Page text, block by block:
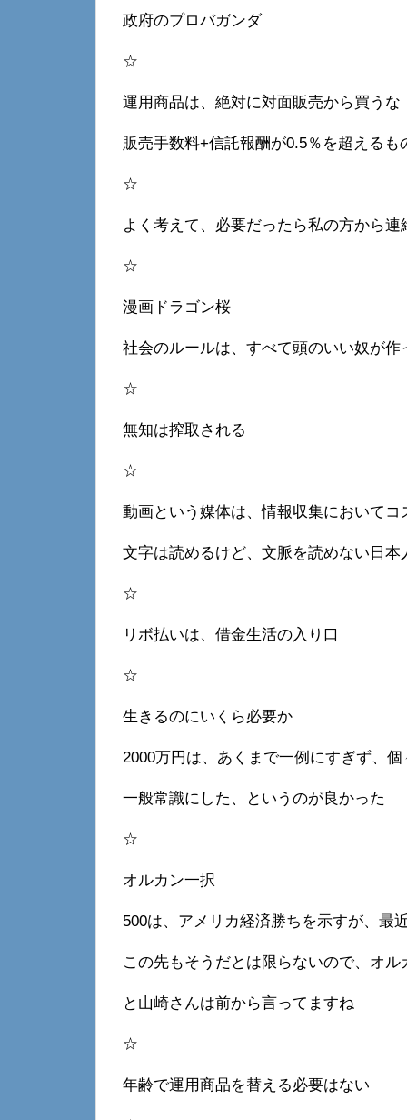
政府のプロバガンダ
☆
運用商品は、絶対に対面販売から買うな
販売手数料+信託報酬が0.5％を超えるも
☆
よく考えて、必要だったら私の方から連
☆
漫画ドラゴン桜
社会のルールは、すべて頭のいい奴が作
☆
無知は搾取される
☆
動画という媒体は、情報収集においてコ
文字は読めるけど、文脈を読めない日本
☆
リボ払いは、借金生活の入り口
☆
生きるのにいくら必要か
2000万円は、あくまで一例にすぎず、
一般常識にした、というのが良かった
☆
オルカン一択
500は、アメリカ経済勝ちを示すが、最
この先もそうだとは限らないので、オル
と山崎さんは前から言ってますね
☆
年齢で運用商品を替える必要はない